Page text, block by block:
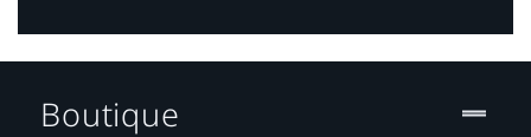
Boutique